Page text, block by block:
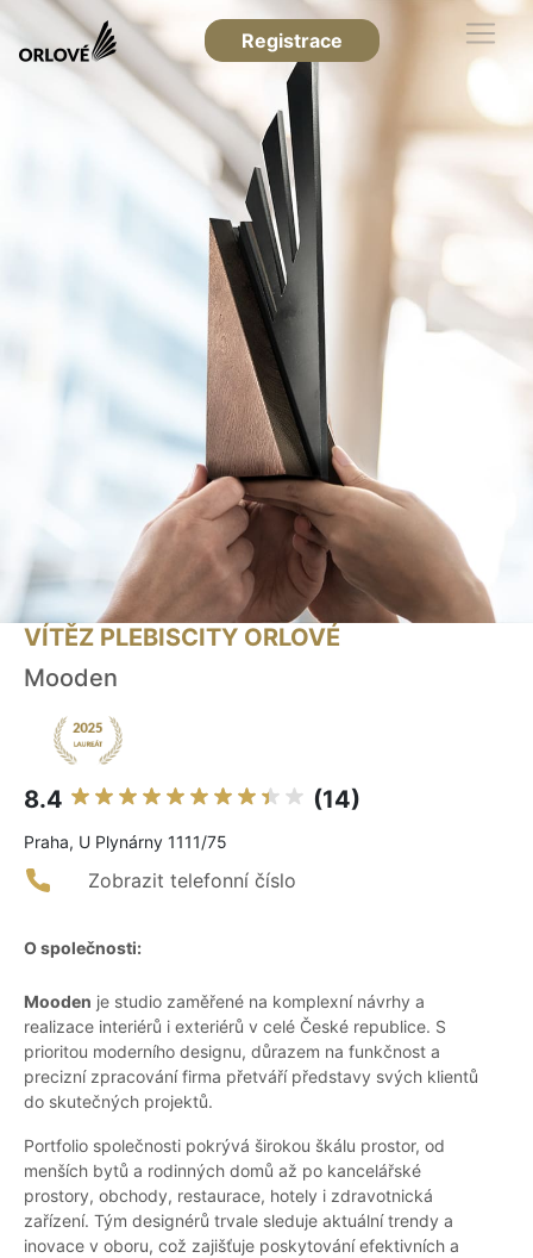
Registrace
VÍTĚZ PLEBISCITY ORLOVÉ
Mooden
8.4 (14)
Praha, U Plynárny 1111/75
Zobrazit telefonní číslo
O společnosti:
Mooden je studio zaměřené na komplexní návrhy a
realizace interiérů i exteriérů v celé České republice. S
prioritou moderního designu, důrazem na funkčnost a
precizní zpracování firma přetváří představy svých klientů
do skutečných projektů.
Portfolio společnosti pokrývá širokou škálu prostor, od
menších bytů a rodinných domů až po kancelářské
prostory, obchody, restaurace, hotely i zdravotnická
zařízení. Tým designérů trvale sleduje aktuální trendy a
inovace v oboru, což zajišťuje poskytování efektivních a